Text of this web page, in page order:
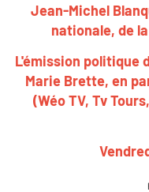
Jean-Michel
nationale, de
L'émission politique
Marie Brette, en
(Wéo TV, Tv